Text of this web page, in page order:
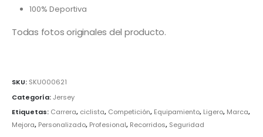
100% Deportiva
Todas fotos originales del producto.
SKU: SKU000621
Categoría:Jersey
Etiquetas: Carrera, ciclista, Competición, Equipamiento, Ligero, Marca,
Mejora, Personalizado, Profesional, Recorridos, Seguridad